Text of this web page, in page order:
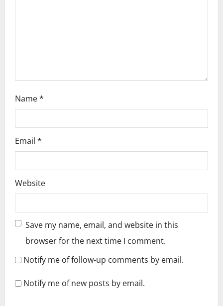
Name*
Email *
Website
Save my name, email, and website in this
browser for the next time I comment.
Notify me of follow-up comments by email.
Notify me of new posts by email.